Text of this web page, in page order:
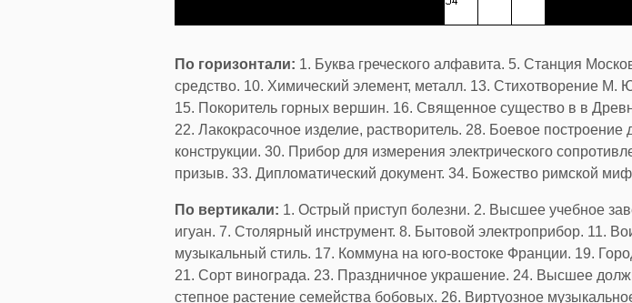
По горизонтали: 1. Буква греческого алфавита. 5. Станция
средство. 10. Химический элемент, металл. 13. Стихотворение
15. Покоритель горных вершин. 16. Священное существо в в
22. Лакокрасочное изделие, растворитель. 28. Боевое
конструкции. 30. Прибор для измерения электрического
призыв. 33. Дипломатический документ. 34. Божество римской
По вертикали: 1. Острый приступ болезни. 2. Высшее учебное
игуан. 7. Столярный инструмент. 8. Бытовой электроприбор. 11.
музыкальный стиль. 17. Коммуна на юго-востоке Франции. 19.
21. Сорт винограда. 23. Праздничное украшение. 24. Высшее
степное растение семейства бобовых. 26. Виртуозное